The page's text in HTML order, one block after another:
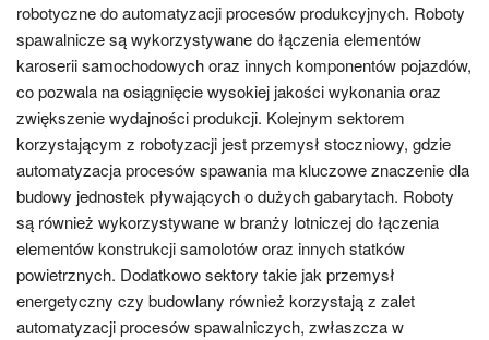
robotyczne do automatyzacji procesów produkcyjnych. Roboty
spawalnicze są wykorzystywane do łączenia elementów
karoserii samochodowych oraz innych komponentów pojazdów,
co pozwala na osiągnięcie wysokiej jakości wykonania oraz
zwiększenie wydajności produkcji. Kolejnym sektorem
korzystającym z robotyzacji jest przemysł stoczniowy, gdzie
automatyzacja procesów spawania ma kluczowe znaczenie dla
budowy jednostek pływających o dużych gabarytach. Roboty
są również wykorzystywane w branży lotniczej do łączenia
elementów konstrukcji samolotów oraz innych statków
powietrznych. Dodatkowo sektory takie jak przemysł
energetyczny czy budowlany również korzystają z zalet
automatyzacji procesów spawalniczych, zwłaszcza w